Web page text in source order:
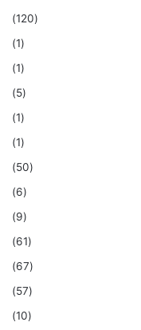
(120)
(1)
(1)
(5)
(1)
(1)
(50)
(6)
(9)
(61)
(67)
(57)
(10)